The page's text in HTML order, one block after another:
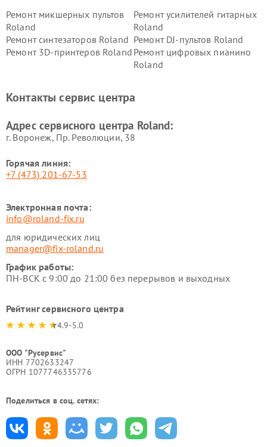
Ремонт микшерных пультов
Roland
Ремонт усилителей гитарных
Roland
Ремонт синтезаторов Roland Ремонт DJ-пультов Roland
Ремонт 3D-принтеров Roland Ремонт цифровых пианино
Roland
Контакты сервис центра
Адрес сервисного центра Roland:
г. Воронеж, Пр. Революции, 38
Горячая линия:
+7 (473) 201-67-53
Электронная почта:
info@roland-fix.ru
для юридических лиц
manager@fix-roland.ru
График работы:
ПН-ВСК с 9:00 до 21:00 без перерывов и выходных
Рейтинг сервисного центра
4.9-5.0
ООО "Русервис"
ИНН 7702633247
ОГРН 1077746335776
Поделиться в соц. сетях: